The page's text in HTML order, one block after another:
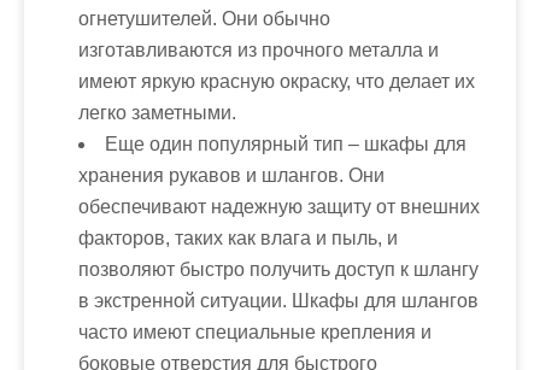
огнетушителей. Они обычно
изготавливаются из прочного металла и
имеют яркую красную окраску, что делает их
легко заметными.
Еще один популярный тип – шкафы для
хранения рукавов и шлангов. Они
обеспечивают надежную защиту от внешних
факторов, таких как влага и пыль, и
позволяют быстро получить доступ к шлангу
в экстренной ситуации. Шкафы для шлангов
часто имеют специальные крепления и
боковые отверстия для быстрого